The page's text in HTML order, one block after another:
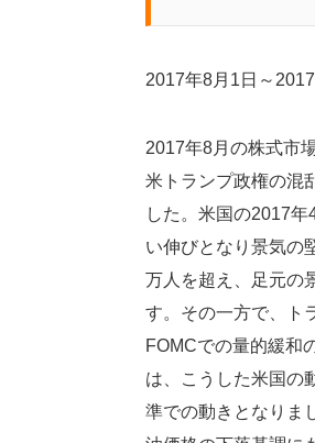
2017年8月1日～
2017年8月の株式市
米トランプ政権の混
した。米国の2017
い伸びとなり景気の
万人を超え、足元の
す。その一方で、ト
FOMCでの量的緩和
は、こうした米国の
準での動きとなりま